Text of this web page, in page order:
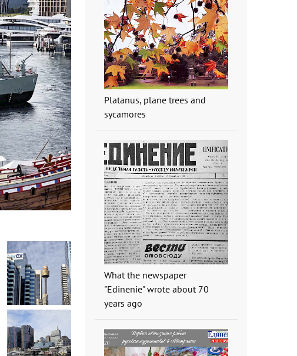
Platanus, plane trees and
sycamores
What the newspaper
"Edinenie" wrote about 70
years ago